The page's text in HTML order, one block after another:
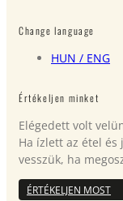
Change language
HUN / ENG
Értékeljen minket
Elégedett volt
Ha ízlett az étel
vesszük, ha
ÉRTÉKELJEN MOST